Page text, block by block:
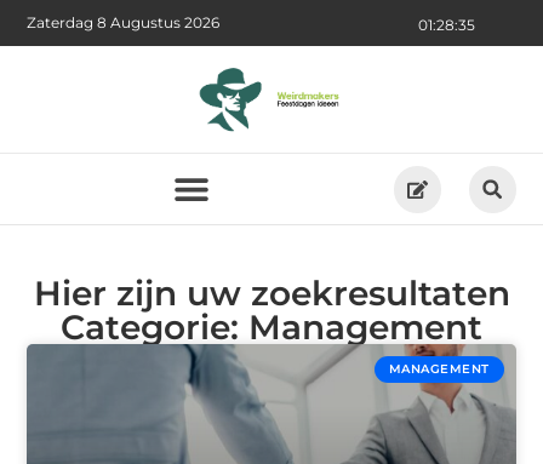
01:28:36
Zaterdag 8 Augustus 2026
Hier zijn uw zoekresultaten
Categorie: Management
MANAGEMENT